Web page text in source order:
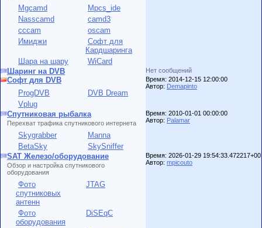
Mgcamd
Mpcs_ide
Nasscamd
camd3
cccam
oscam
Имиджи
Софт для
Кардшаринга
Шара на шару
WiCard
Шаринг на DVB Нет сообщений
Софт для DVB
ProgDVB
DVB Dream
Vplug
Время: 2014-12-15 12:00:00
Автор: Demapinto
Спутниковая рыбалка
Перехват трафика спутникового интернета
Skygrabber
Manna
BetaSky
SkySniffer
Время: 2010-01-01 00:00:00
Автор: Palamar
SAT Железо/оборудование
Обзор и настройка спутникового
оборудования
Фото
спутниковых
антенн
JTAG
Фото
оборудования
DiSEqC
Время: 2026-01-29 19:54:33.472217+00
Автор: mpicouto